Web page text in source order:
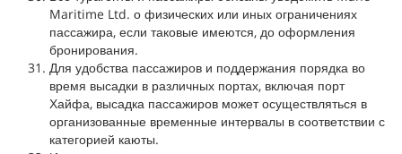
Maritime Ltd. о физических или иных ограничениях
пассажира, если таковые имеются, до оформления
бронирования.
Для удобства пассажиров и поддержания порядка во
время высадки в различных портах, включая порт
Хайфа, высадка пассажиров может осуществляться в
организованные временные интервалы в соответствии с
категорией каюты.